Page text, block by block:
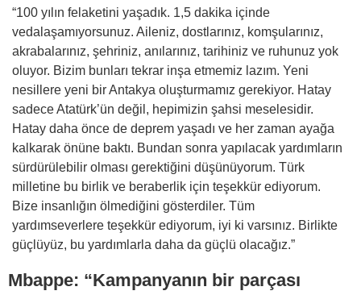
“100 yılın felaketini yaşadık. 1,5 dakika içinde
vedalaşamıyorsunuz. Aileniz, dostlarınız, komşularınız,
akrabalarınız, şehriniz, anılarınız, tarihiniz ve ruhunuz yok
oluyor. Bizim bunları tekrar inşa etmemiz lazım. Yeni
nesillere yeni bir Antakya oluşturmamız gerekiyor. Hatay
sadece Atatürk’ün değil, hepimizin şahsi meselesidir.
Hatay daha önce de deprem yaşadı ve her zaman ayağa
kalkarak önüne baktı. Bundan sonra yapılacak yardımların
sürdürülebilir olması gerektiğini düşünüyorum. Türk
milletine bu birlik ve beraberlik için teşekkür ediyorum.
Bize insanlığın ölmediğini gösterdiler. Tüm
yardımseverlere teşekkür ediyorum, iyi ki varsınız. Birlikte
güçlüyüz, bu yardımlarla daha da güçlü olacağız.”
Mbappe: “Kampanyanın bir parçası